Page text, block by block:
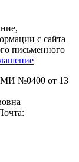
с сайта
письменного
№0400 от 13